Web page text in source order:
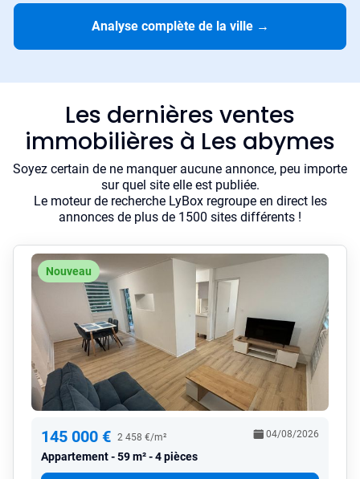
Analyse complète de la ville →
Les dernières ventes
immobilières à Les abymes
Soyez certain de ne manquer aucune annonce, peu importe
sur quel site elle est publiée.
Le moteur de recherche LyBox regroupe en direct les
annonces de plus de 1500 sites différents !
Nouveau
145 000 € 2 458 €/m²
Appartement 59 m² - 4 pièces
04/08/2026